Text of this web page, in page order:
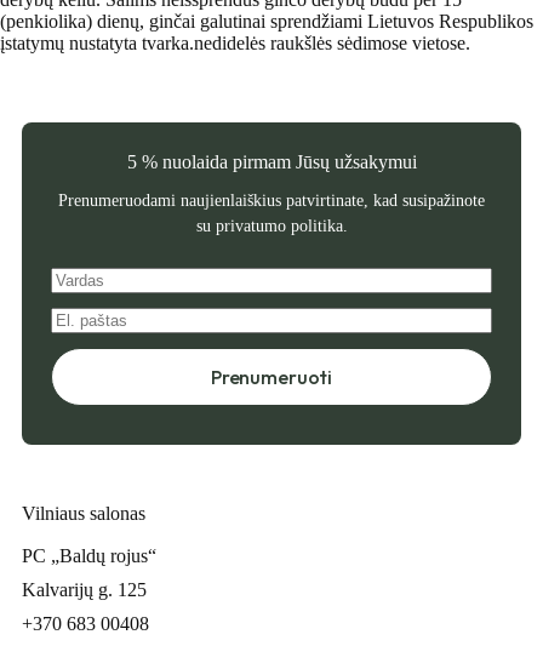
(penkiolika) dienų, ginčai galutinai sprendžiami Lietuvos Respublikos
įstatymų nustatyta tvarka.nedidelės raukšlės sėdimose vietose.
5 % nuolaida pirmam Jūsų užsakymui
Prenumeruodami naujienlaiškius patvirtinate, kad susipažinote
su privatumo politika.
Prenumeruoti
Vilniaus salonas
PC „Baldų rojus“
Kalvarijų g. 125
+370 683 00408